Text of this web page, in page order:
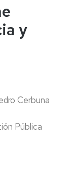
y
Cerbuna
Pública